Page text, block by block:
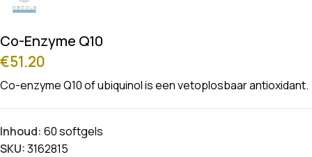
Co-Enzyme Q10
€51.20
Co-enzyme Q10 of ubiquinol is een vetoplosbaar antioxidant.
Inhoud: 60 softgels
SKU:3162815